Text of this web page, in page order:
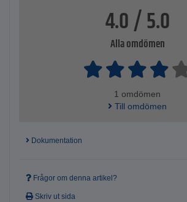
4.0 / 5.0
Alla omdömen
1 omdömen
Till omdömen
Dokumentation
Frågor om denna artikel?
Skriv ut sida